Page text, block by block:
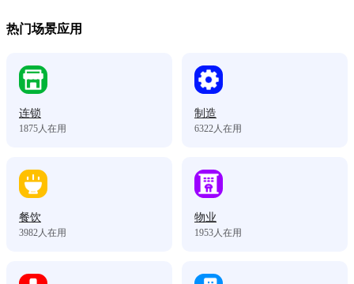
热门场景应用
连锁
1875人在用
制造
6322人在用
餐饮
3982人在用
物业
1953人在用